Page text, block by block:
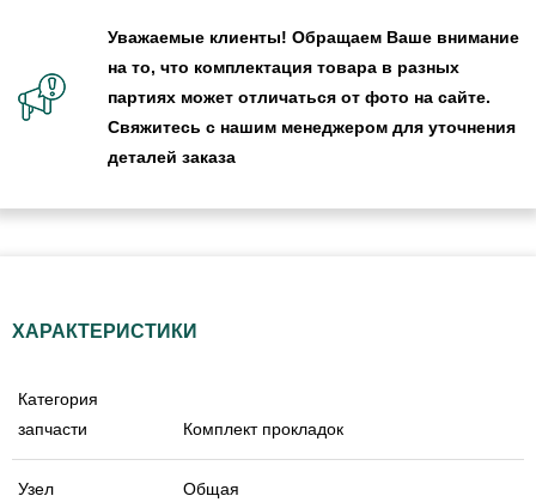
Уважаемые клиенты! Обращаем Ваше внимание
на то, что комплектация товара в разных
партиях может отличаться от фото на сайте.
Свяжитесь с нашим менеджером для уточнения
деталей заказа
ХАРАКТЕРИСТИКИ
Категория
запчасти
Комплект прокладок
Узел Общая